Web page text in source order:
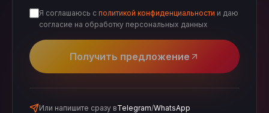
Я соглашаюсь с политикой конфиденциальности и даю
согласие на обработку персональных данных
Получить предложение
Или напишите сразу вTelegram/WhatsApp